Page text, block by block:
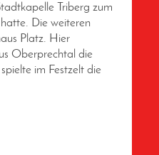
Triberg zum
Die weiteren
Platz. Hier
Oberprechtal die
im Festzelt die